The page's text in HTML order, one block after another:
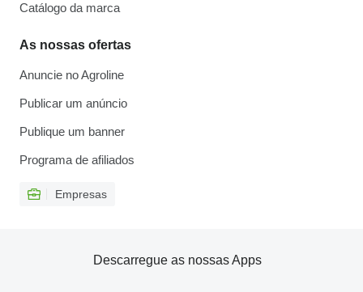
Catálogo da marca
As nossas ofertas
Anuncie no Agroline
Publicar um anúncio
Publique um banner
Programa de afiliados
Empresas
Descarregue as nossas Apps